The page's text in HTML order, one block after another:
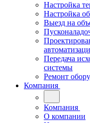
Настройка
Настройка
Выезд на
Передача
системы
Ремонт
Компания
Компания
О компании